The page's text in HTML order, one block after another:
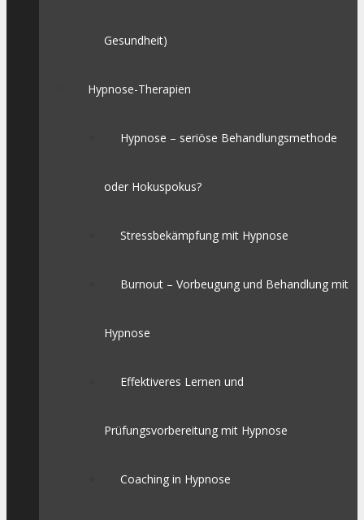
Gesundheit)
Hypnose-Therapien
Hypnose – seriöse Behandlungsmethode
oder Hokuspokus?
Stressbekämpfung mit Hypnose
Burnout – Vorbeugung und Behandlung mit
Hypnose
Effektiveres Lernen und
Prüfungsvorbereitung mit Hypnose
Coaching in Hypnose